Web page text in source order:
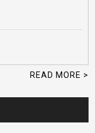
READ MORE >